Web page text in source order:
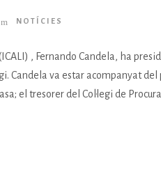
NOTÍCIES
, Fernando Candela, ha
Candela va estar acompanyat
el tresorer del Col·legi de